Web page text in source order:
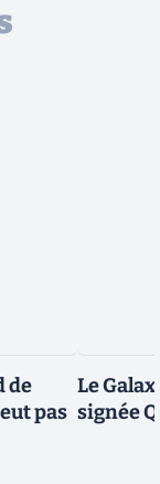
de
pas
Le
signée